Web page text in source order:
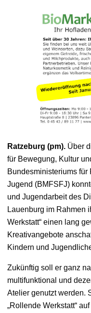
Ratzeburg (pm). Über
für Bewegung, Kultur
Bundesministeriums
Jugend (BMFSFJ)
und Jugendarbeit des
Lauenburg im Rahmen
Werkstatt“ einen lang
Kreativangebote
Kindern und
Zukünftig soll er ganz
multifunktional und
Atelier genutzt werden.
„Rollende Werkstatt“